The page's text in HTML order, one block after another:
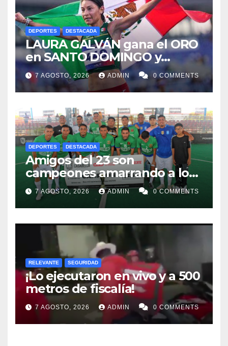
DEPORTES DESTACADA
LAURA GALVÁN gana el ORO
en SANTO DOMINGO y
dedica Medalla a sus padres
fallecidos
7 AGOSTO, 2026 ADMIN 0 COMMENTS
DEPORTES DESTACADA
Amigos del 23 son
campeones amarrando a los
“Perros Bravos”
7 AGOSTO, 2026 ADMIN 0 COMMENTS
RELEVANTE SEGURIDAD
¡Lo ejecutaron en vivo y a 500
metros de fiscalía!
7 AGOSTO, 2026 ADMIN 0 COMMENTS